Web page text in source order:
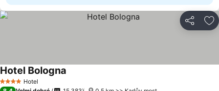
Sdílet
4 Počet hvězdiček
Hotel
Hotel Bologna